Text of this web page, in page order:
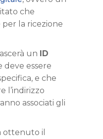
che
la ricezione
un ID
deve essere
e che
l’indirizzo
associati gli
ottenuto il